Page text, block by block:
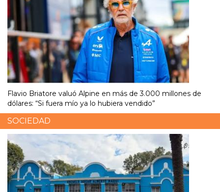
Flavio Briatore valuó Alpine en más de 3.000 millones de
dólares: “Si fuera mío ya lo hubiera vendido”
SOCIEDAD